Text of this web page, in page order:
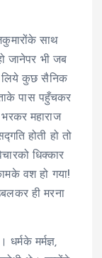
साथ
जानेपर भी जब
लिये कुछ सैनिक
पास पहुँचकर
महाराज
होती हो तो
धिक्कार
वश हो गया!
ही मरना
मर्मज्ञ,